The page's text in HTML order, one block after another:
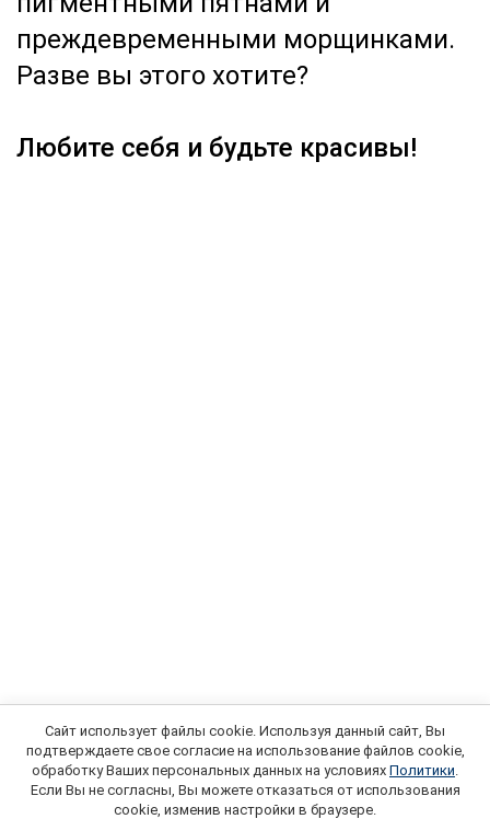
преждевременными морщинками.
Разве вы этого хотите?
Любите себя и будьте красивы!
Сайт использует файлы cookie. Используя данный сайт, Вы
подтверждаете свое согласие на использование файлов cookie,
обработку Ваших персональных данных на условиях Политики.
Если Вы не согласны, Вы можете отказаться от использования
cookie, изменив настройки в браузере.